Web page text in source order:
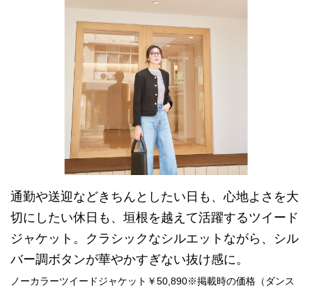
通勤や送迎などきちんとしたい日も、心地よさを大
切にしたい休日も、垣根を越えて活躍するツイード
ジャケット。クラシックなシルエットながら、シル
バー調ボタンが華やかすぎない抜け感に。
ノーカラーツイードジャケット￥50,890※掲載時の価格（ダンス